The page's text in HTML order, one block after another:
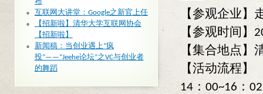
【参观企业
【参观时间】
【集合地点】
【活动流程】
14：00~16：
布
互联网大讲堂：Google之新官上任
【招新啦】清华大学互联网协会
【招新啦】
新闻稿：当创业遇上“疯
投”——“Jeehe论坛”之VC与创业者
的舞蹈